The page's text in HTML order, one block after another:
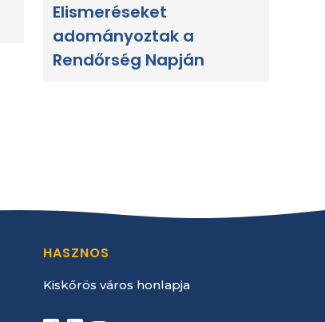
Elismeréseket
adományoztak a
Rendőrség Napján
HASZNOS
Kiskőrös város honlapja